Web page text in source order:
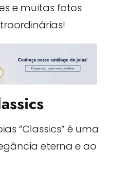
e muitas fotos
“Classics” é uma
eterna e ao